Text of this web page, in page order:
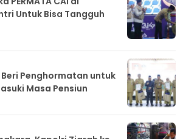
Untuk Bisa Tangguh
Penghormatan untuk
Masa Pensiun